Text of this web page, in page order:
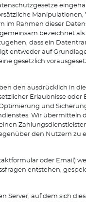
im Rahmen dieser
bezeichnet
dass ein
entweder auf
gesetzlich
den ausdrücklich in
Erlaubnisse
und
Wir übermitteln
den Nutzern zu
oder Email)
entstehen,
Server, auf dem sich